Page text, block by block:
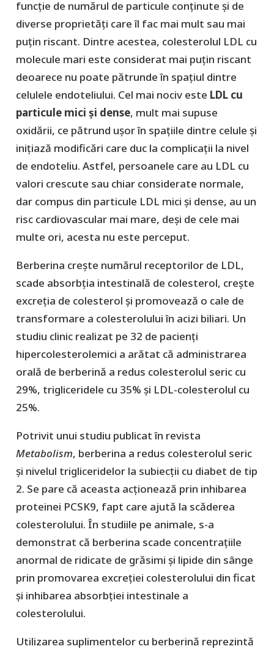
funcție de numărul de particule conținute și de
diverse proprietăți care îl fac mai mult sau mai
puțin riscant. Dintre acestea, colesterolul LDL cu
molecule mari este considerat mai puțin riscant
deoarece nu poate pătrunde în spațiul dintre
celulele endoteliului. Cel mai nociv este LDL cu
particule mici și dense, mult mai supuse
oxidării, ce pătrund ușor în spațiile dintre celule și
inițiază modificări care duc la complicații la nivel
de endoteliu. Astfel, persoanele care au LDL cu
valori crescute sau chiar considerate normale,
dar compus din particule LDL mici și dense, au un
risc cardiovascular mai mare, deși de cele mai
multe ori, acesta nu este perceput.
Berberina crește numărul receptorilor de LDL,
scade absorbția intestinală de colesterol, crește
excreția de colesterol și promovează o cale de
transformare a colesterolului în acizi biliari. Un
studiu clinic realizat pe 32 de pacienți
hipercolesterolemici a arătat că administrarea
orală de berberină a redus colesterolul seric cu
29%, trigliceridele cu 35% și LDL-colesterolul cu
25%.
Potrivit unui studiu publicat în revista
Metabolism, berberina a redus colesterolul seric
și nivelul trigliceridelor la subiecții cu diabet de tip
2. Se pare că aceasta acționează prin inhibarea
proteinei PCSK9, fapt care ajută la scăderea
colesterolului. În studiile pe animale, s-a
demonstrat că berberina scade concentrațiile
anormal de ridicate de grăsimi și lipide din sânge
prin promovarea excreției colesterolului din ficat
și inhibarea absorbției intestinale a
colesterolului.
Utilizarea suplimentelor cu berberină reprezintă